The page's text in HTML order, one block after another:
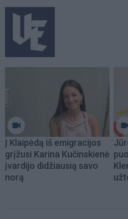
Į Klaipėdą iš emigracijos
grįžusi Karina Kučinskienė
įvardijo didžiausią savo
norą